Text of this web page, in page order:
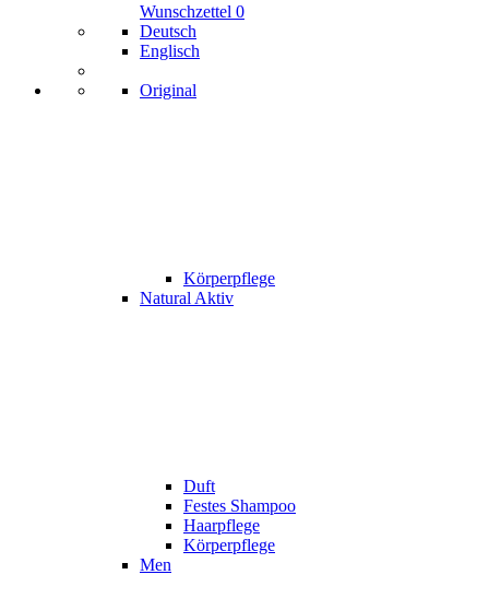
Wunschzettel 0
Deutsch
Englisch
Original
Körperpflege
Natural Aktiv
Duft
Festes Shampoo
Haarpflege
Körperpflege
Men